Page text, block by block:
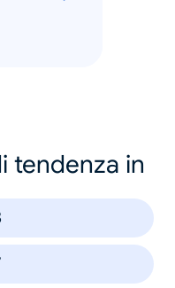
tendenza in